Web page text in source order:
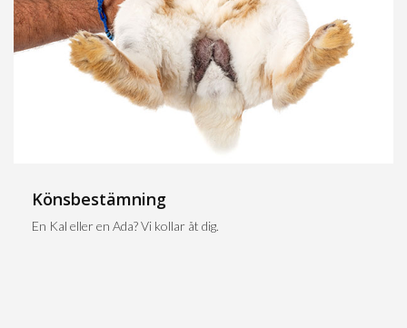
Könsbestämning
En Kal eller en Ada? Vi kollar åt dig.